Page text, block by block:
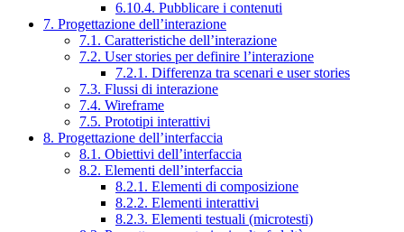
6.10.4. Pubblicare i contenuti
7. Progettazione dell’interazione
7.1. Caratteristiche dell’interazione
7.2. User stories per definire l’interazione
7.2.1. Differenza tra scenari e user stories
7.3. Flussi di interazione
7.4. Wireframe
7.5. Prototipi interattivi
8. Progettazione dell’interfaccia
8.1. Obiettivi dell’interfaccia
8.2. Elementi dell’interfaccia
8.2.1. Elementi di composizione
8.2.2. Elementi interattivi
8.2.3. Elementi testuali (microtesti)